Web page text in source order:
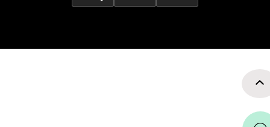
Velg